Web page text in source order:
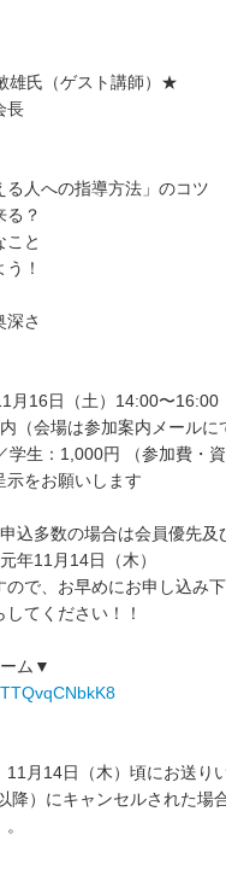
雄氏（ゲスト講師）★
長
人への指導方法」のコツ
る？
こと
！
深さ
16日（土）14:00〜16:00
（会場は参加案内メールに
生：1,000円 （参加費・資
をお願いします
込多数の場合は会員優先及
年11月14日（木）
で、お早めにお申し込み下
てください！！
ム▼
月14日（木）頃にお送り
降）にキャンセルされた場